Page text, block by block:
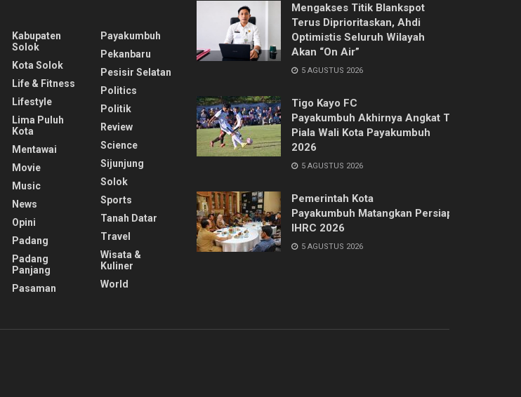
Kabupaten
Solok
Kota Solok
Life & Fitness
Lifestyle
Lima Puluh
Kota
Mentawai
Movie
Music
News
Opini
Padang
Padang
Panjang
Pasaman
Payakumbuh
Pekanbaru
Pesisir Selatan
Politics
Politik
Review
Science
Sijunjung
Solok
Sports
Tanah Datar
Travel
Wisata &
Kuliner
World
Mengakses Titik Blankspot
Terus Diprioritaskan, Ahdi
Optimistis Seluruh Wilayah
Akan “On Air”
5 AGUSTUS 2026
Tigo Kayo FC
Payakumbuh Akhirnya Angkat Trofi
Piala Wali Kota Payakumbuh
2026
5 AGUSTUS 2026
Pemerintah Kota
Payakumbuh Matangkan Persiapan
IHRC 2026
5 AGUSTUS 2026